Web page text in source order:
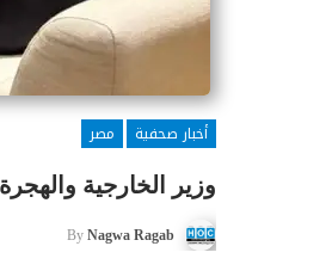
أخبار صحفية
مصر
وزير الخارجية
By Nagwa Ragab